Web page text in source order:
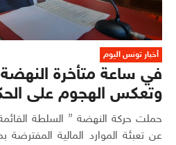
أخبار تونس اليوم
في ساعة متأخرة
وتعكس الهجوم على
حملت حركة النهضة ” السلطة